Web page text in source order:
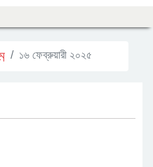
১৬ ফেব্রুয়ারী ২০২৫